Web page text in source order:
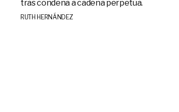
tras condena a cadena perpetua.
RUTH HERNÁNDEZ